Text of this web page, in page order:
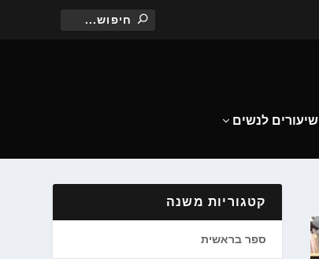
שיעורים לנשים
קטגוריות משנה
ספר בראשית